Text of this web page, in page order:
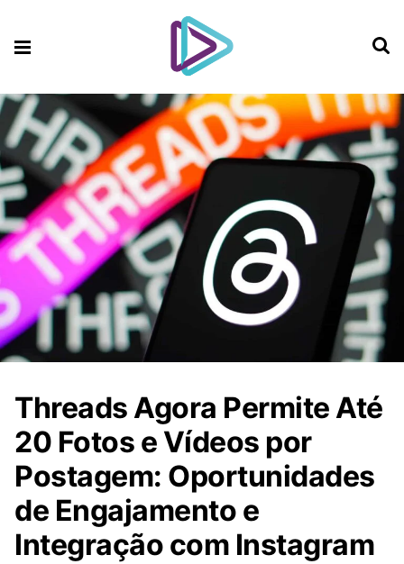
Threads Agora Permite Até
20 Fotos e Vídeos por
Postagem: Oportunidades
de Engajamento e
Integração com Instagram